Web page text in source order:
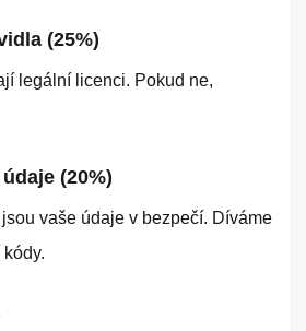
(25%)
legální licenci. Pokud ne,
(20%)
vaše údaje v bezpečí. Díváme